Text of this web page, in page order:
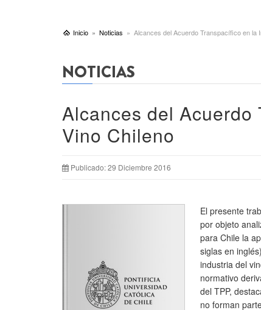
Inicio Noticias Alcances del Acuerdo Transpacífico en la
NOTICIAS
Alcances del
Vino Chileno
Publicado: 29 Diciembre 2016
El presente
por objeto
para Chile la
siglas en
industria del
normativo
del TPP,
no forman